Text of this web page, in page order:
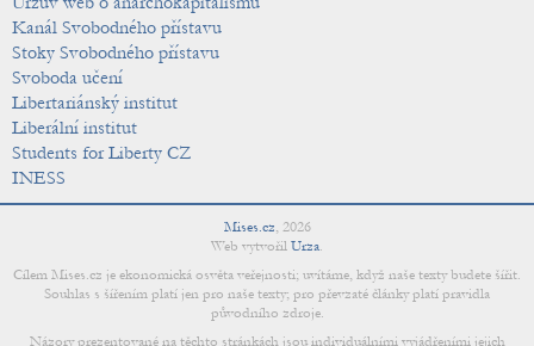
Kanál Svobodného přístavu
Stoky Svobodného přístavu
Svoboda učení
Libertariánský institut
Liberální institut
Students for Liberty CZ
INESS
Mises.cz, 2026
Web vytvořil Urza.
Cílem Mises.cz je ekonomická osvěta veřejnosti; uvítáme, když naše texty budete šířit.
Souhlas s šířením platí jen pro naše texty; pro převzaté články platí pravidla
původního zdroje.
Názory prezentované na těchto stránkách jsou individuálními vyjádřeními jejich